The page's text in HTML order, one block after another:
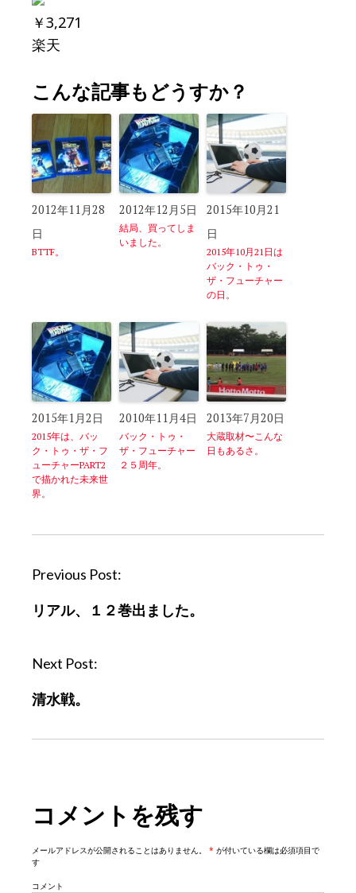
￥3,271
楽天
こんな記事もどうすか？
2012年11月28
日
BTTF。
2012年12月5日
結局、買ってしま
いました。
2015年10月21
日
2015年10月21日は
バック・トゥ・
ザ・フューチャー
の日。
2015年1月2日
2015年は、バッ
ク・トゥ・ザ・フ
ューチャーPART2
で描かれた未来世
界。
2010年11月4日
バック・トゥ・
ザ・フューチャー
２５周年。
2013年7月20日
大蔵取材〜こんな
日もあるさ。
P
s
n
v
n
Previous Post:
リアル、１２巻出ました。
Next Post:
清水戦。
コメントを残す
メールアドレスが公開されることはありません。 * が付いている欄は必須項目で
す
コメント